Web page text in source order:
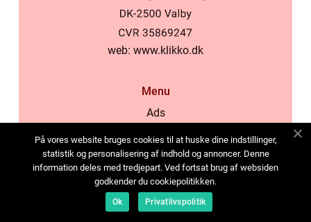
web: www.klikko.dk
Menu
Ads
Cookies
Contact
Sitemap
På vores website bruges cookies til at huske dine indstillinger,
statistik og personalisering af indhold og annoncer. Denne
information deles med tredjepart. Ved fortsat brug af websiden
godkender du cookiepolitikken.
Ok Privatlivspolitik